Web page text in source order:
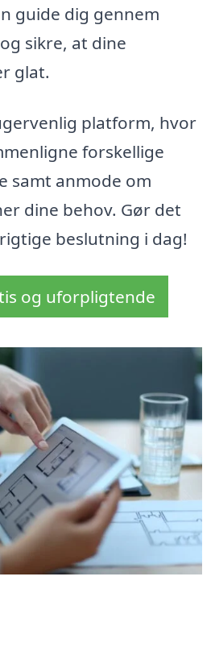
guide dig gennem
sikre, at dine
glat.
platform, hvor
forskellige
samt anmode om
dine behov. Gør det
beslutning i dag!
og uforpligtende